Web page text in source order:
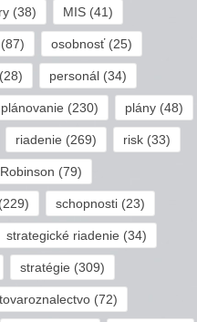
(38) MIS(41)
(87) osobnosť(25)
(28) personál(34)
plánovanie (230) plány(48)
riadenie (269) risk(33)
Robinson (79)
(229) schopnosti(23)
strategické riadenie (34)
stratégie (309)
tovaroznalectvo(72)